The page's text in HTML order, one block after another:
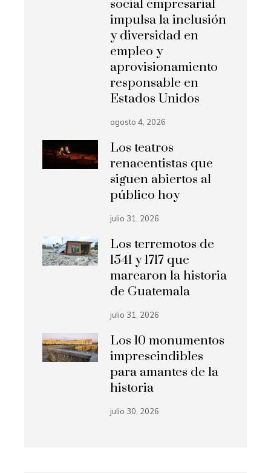
social empresarial
impulsa la inclusión
y diversidad en
empleo y
aprovisionamiento
responsable en
Estados Unidos
agosto 4, 2026
Los teatros
renacentistas que
siguen abiertos al
público hoy
julio 31, 2026
Los terremotos de
1541 y 1717 que
marcaron la historia
de Guatemala
julio 31, 2026
Los 10 monumentos
imprescindibles
para amantes de la
historia
julio 30, 2026